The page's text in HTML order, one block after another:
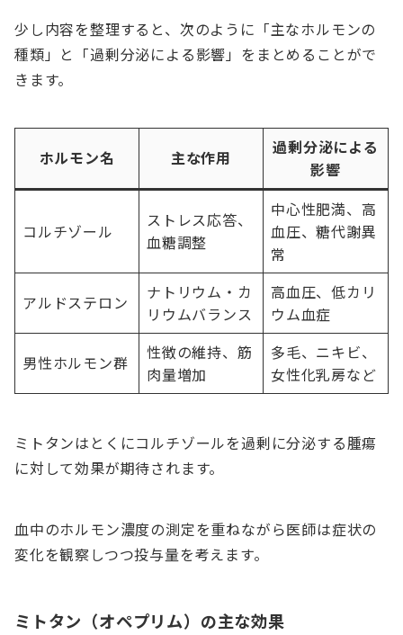
少し内容を整理すると、次のように「主なホルモンの
種類」と「過剰分泌による影響」をまとめることがで
きます。
ホルモン名 主な作用
過剰分泌による
影響
コルチゾール
ストレス応答、
血糖調整
中心性肥満、高
血圧、糖代謝異
常
アルドステロン
ナトリウム・カ
リウムバランス
高血圧、低カリ
ウム血症
男性ホルモン群
性徴の維持、筋
肉量増加
多毛、ニキビ、
女性化乳房など
ミトタンはとくにコルチゾールを過剰に分泌する腫瘍
に対して効果が期待されます。
血中のホルモン濃度の測定を重ねながら医師は症状の
変化を観察しつつ投与量を考えます。
ミトタン（オペプリム）の主な効果